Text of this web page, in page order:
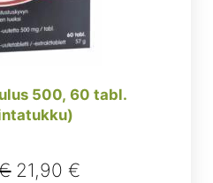
500, 60 tabl.
Alkuperäinen
21,90€